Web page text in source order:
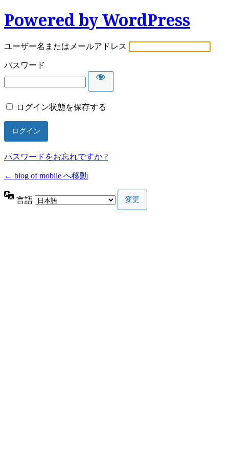
Powered by WordPress
ユーザー名またはメールアドレス
パスワード
ログイン状態を保存する
パスワードをお忘れですか ?
← blog of mobile へ移動
言語